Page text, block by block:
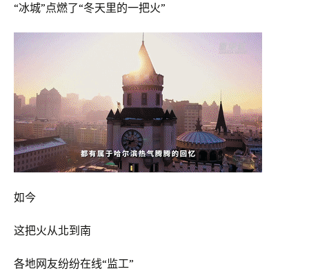
“冰城”点燃了“冬天里的一把火”
如今
这把火从北到南
各地网友纷纷在线“监工”